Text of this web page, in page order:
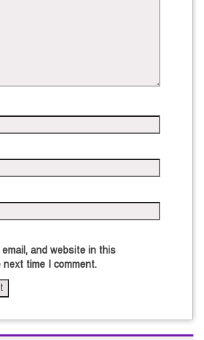
and website in this
time I comment.